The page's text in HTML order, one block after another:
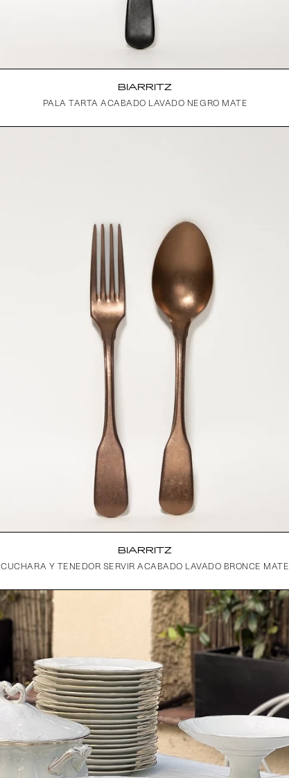
BIARRITZ
PALA TARTA ACABADO LAVADO NEGRO MATE
BIARRITZ
CUCHARA Y TENEDOR SERVIR ACABADO LAVADO BRONCE MATE